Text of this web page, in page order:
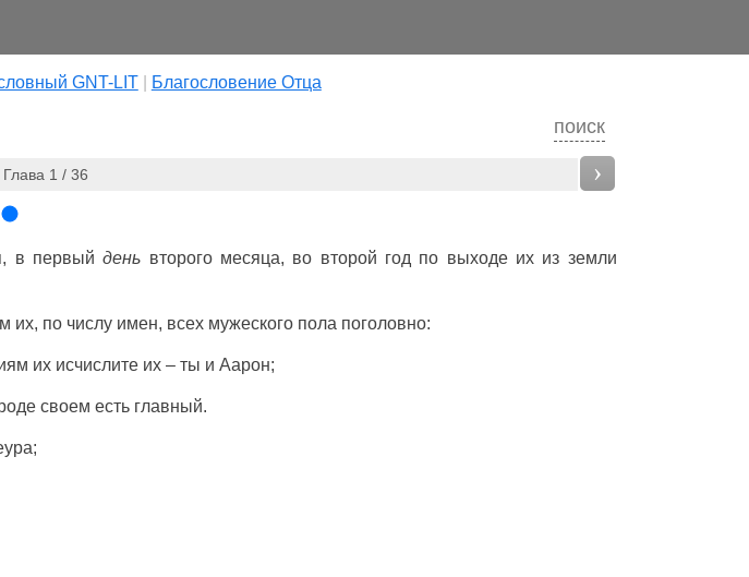
GNT-LIT| Благословение Отца
поиск
1 / 36 ›
, в первый день второго месяца, во второй год по выходеих из земли
их, по числу имен, всех мужеского пола поголовно:
их исчислитеих – ты и Аарон;
своем есть главный.
;